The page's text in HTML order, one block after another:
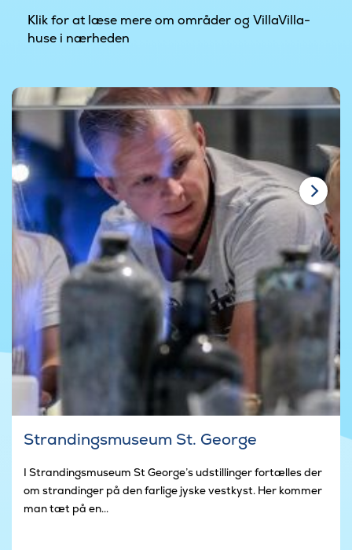
Klik for at læse mere om områder og VillaVilla-
huse i nærheden
Strandingsmuseum St. George
I Strandingsmuseum St George’s udstillinger fortælles der
om strandinger på den farlige jyske vestkyst. Her kommer
man tæt på en...